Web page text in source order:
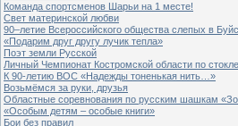
Команда спортсменов Шарьи на 1 месте!
Свет материнской любви
90–летие Всероссийского общества слепых в
«Подарим друг другу лучик тепла»
Поэт земли Русской
Личный Чемпионат Костромской области по
К 90-летию ВОС «Надежды тоненькая нить…»
Возьмёмся за руки, друзья
Областные соревнования по русским шашкам
«Особым детям – особые книги»
Бои без правил